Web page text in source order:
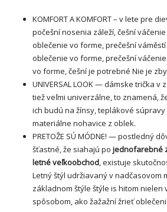
KOMFORT A KOMFORT – v lete pre
počešní nosenia záleží, češní
oblečenie vo forme, prečešní
oblečenie vo forme, prečešní
vo forme, češní je potrebné Nie je
UNIVERSAL LOOK — dámske trička v
tiež veľmi univerzálne, to znamená,
ich budú na žínsy, teplákové súpravy
materiálne nohavice z oblek.
PRETOŽE SÚ MÓDNE! — postledný
šťastné, že siahajú po jednofarebné
letné veľkoobchod, existuje
Letný štýl udržiavaný v nadčasovom
základnom štýle štýle is hitom nielen
spôsobom, ako žažažní žrieť